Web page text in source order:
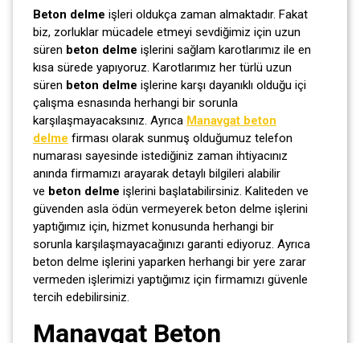
Beton delme işleri oldukça zaman almaktadır. Fakat
biz, zorluklar mücadele etmeyi sevdiğimiz için uzun
süren beton delme işlerini sağlam karotlarımız ile en
kısa sürede yapıyoruz. Karotlarımız her türlü uzun
süren beton delme işlerine karşı dayanıklı olduğu içi
çalışma esnasında herhangi bir sorunla
karşılaşmayacaksınız. Ayrıca Manavgat beton
delme firması olarak sunmuş olduğumuz telefon
numarası sayesinde istediğiniz zaman ihtiyacınız
anında firmamızı arayarak detaylı bilgileri alabilir
ve beton delme işlerini başlatabilirsiniz. Kaliteden ve
güvenden asla ödün vermeyerek beton delme işlerini
yaptığımız için, hizmet konusunda herhangi bir
sorunla karşılaşmayacağınızı garanti ediyoruz. Ayrıca
beton delme işlerini yaparken herhangi bir yere zarar
vermeden işlerimizi yaptığımız için firmamızı güvenle
tercih edebilirsiniz.
Manavgat Beton